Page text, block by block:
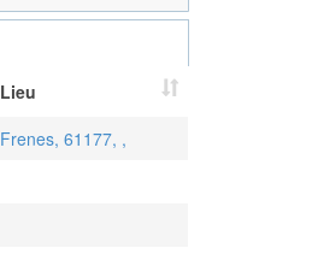
Lieu
Frenes, 61177, ,